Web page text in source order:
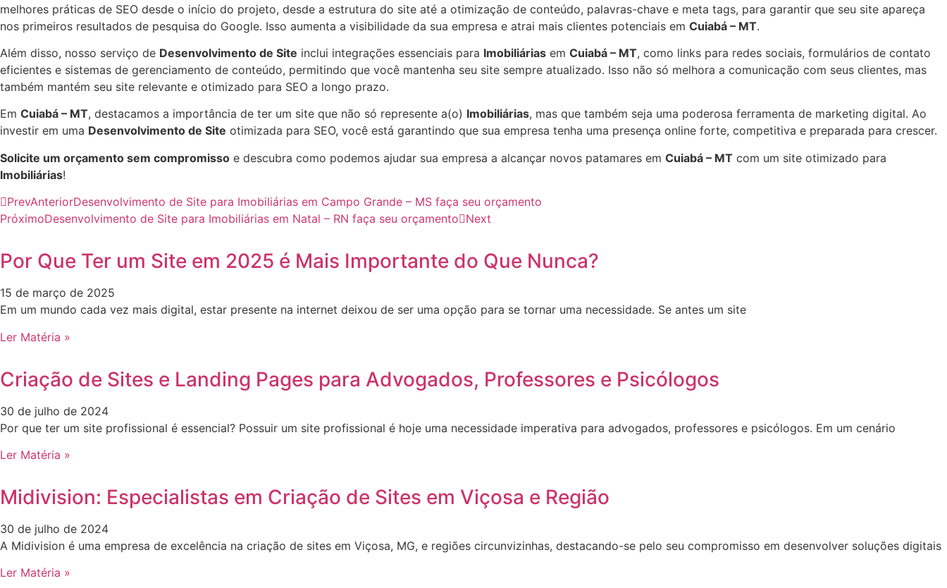
melhores práticas de SEO desde o início do projeto, desde a estrutura do site até a otimização de conteúdo, palavras-chave e meta tags, para garantir que seu site apareça
nos primeiros resultados de pesquisa do Google. Isso aumenta a visibilidade da sua empresa e atrai mais clientes potenciais em Cuiabá – MT.
Além disso, nosso serviço de Desenvolvimento de Site inclui integrações essenciais para Imobiliárias em Cuiabá – MT, como links para redes sociais, formulários de contato
eficientes e sistemas de gerenciamento de conteúdo, permitindo que você mantenha seu site sempre atualizado. Isso não só melhora a comunicação com seus clientes, mas
também mantém seu site relevante e otimizado para SEO a longo prazo.
Em Cuiabá – MT, destacamos a importância de ter um site que não só represente a(o) Imobiliárias, mas que também seja uma poderosa ferramenta de marketing digital. Ao
investir em uma Desenvolvimento de Site otimizada para SEO, você está garantindo que sua empresa tenha uma presença online forte, competitiva e preparada para crescer.
Solicite um orçamento sem compromisso e descubra como podemos ajudar sua empresa a alcançar novos patamares em Cuiabá – MT com um site otimizado para
Imobiliárias!
PrevAnteriorDesenvolvimento de Site para Imobiliárias em Campo Grande – MS faça seu orçamento
PróximoDesenvolvimento de Site para Imobiliárias em Natal – RN faça seu orçamento Next
Por Que Ter um Site em 2025 é Mais Importante do Que Nunca?
15 de março de 2025
Em um mundo cada vez mais digital, estar presente na internet deixou de ser uma opção para se tornar uma necessidade. Se antes um site
Ler Matéria »
Criação de Sites e Landing Pages para Advogados, Professores e Psicólogos
30 de julho de 2024
Por que ter um site profissional é essencial? Possuir um site profissional é hoje uma necessidade imperativa para advogados, professores e psicólogos. Em um cenário
Ler Matéria »
Midivision: Especialistas em Criação de Sites em Viçosa e Região
30 de julho de 2024
A Midivision é uma empresa de excelência na criação de sites em Viçosa, MG, e regiões circunvizinhas, destacando-se pelo seu compromisso em desenvolver soluções digitais
Ler Matéria »